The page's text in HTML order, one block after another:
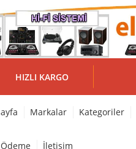
HIZLI KARGO
Markalar Kategoriler
Ödeme İletişim